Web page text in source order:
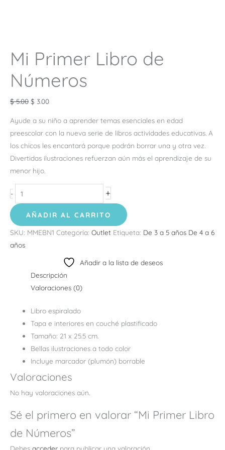
Mi Primer Libro de
Números
$5.00 $ 3.00
Ayude a su niño a aprender temas esenciales en edad
preescolar con la nueva serie de libros actividades educativas. A
los chicos les encantará porque podrán borrar una y otra vez.
Divertidas ilustraciones refuerzan aún más el aprendizaje de su
menor hijo.
- +
AÑADIR AL CARRITO
SKU: MMEBN1 Categoría: Outlet Etiqueta: De 3 a 5 años De 4 a 6
años
Añadir a la lista de deseos
Descripción
Valoraciones (0)
Libro espiralado
Tapa e interiores en couché plastificado
Tamaño: 21 x 25.5 cm.
Bellas ilustraciones a todo color
Incluye marcador (plumón) borrable
Valoraciones
No hay valoraciones aún.
Sé el primero en valorar “Mi Primer Libro
de Números”
Debes acceder para publicar una valoración.